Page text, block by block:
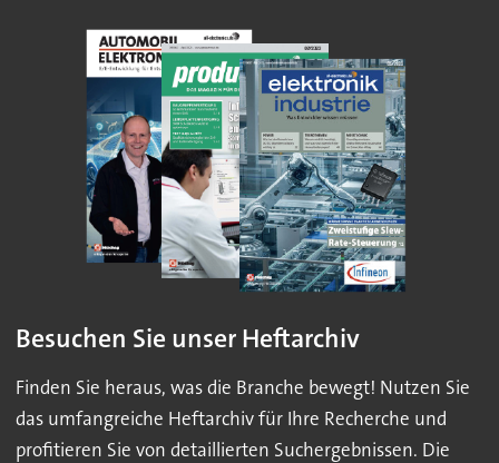
Besuchen Sie unser Heftarchiv
Finden Sie heraus, was die Branche bewegt! Nutzen Sie
das umfangreiche Heftarchiv für Ihre Recherche und
profitieren Sie von detaillierten Suchergebnissen. Die